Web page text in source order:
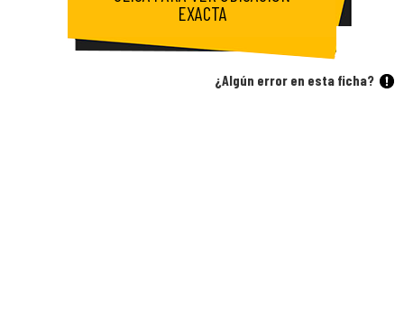
EXACTA
¿Algún error en esta ficha?